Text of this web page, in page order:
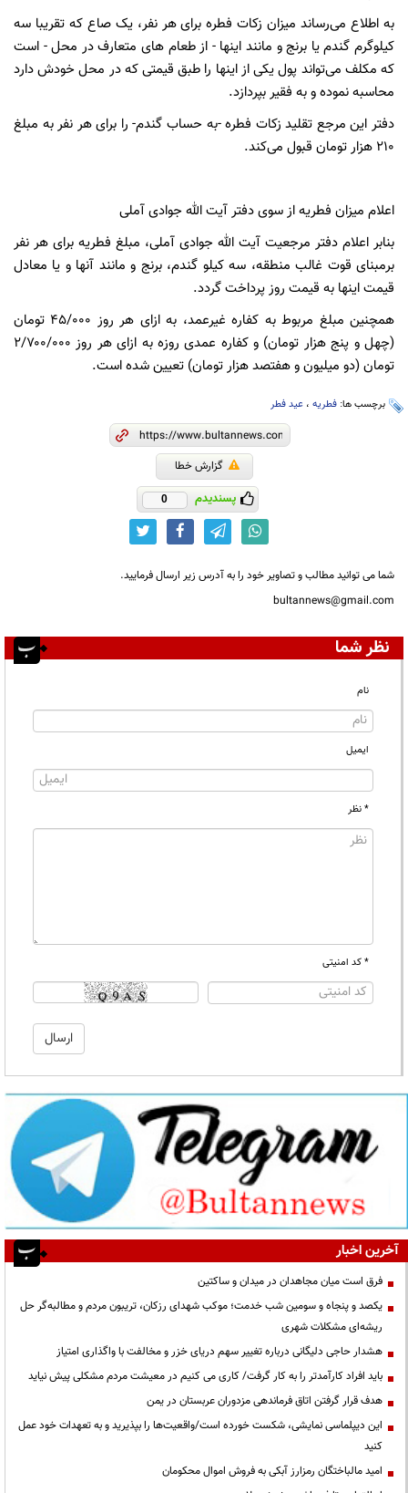
به اطلاع می‌رساند میزان زکات فطره برای هر نفر، یک صاع که تقریبا سه
کیلوگرم گندم یا برنج و مانند اینها - از طعام های متعارف در محل - است
که مکلف می‌تواند پول یکی از اینها را طبق قیمتی که در محل خودش دارد
محاسبه نموده و به فقیر بپردازد.
دفتر این مرجع تقلید زکات فطره -به حساب گندم- را برای هر نفر به مبلغ
۲۱۰ هزار تومان قبول می‌کند.
اعلام میزان فطریه از سوی دفتر آیت الله جوادی آملی
بنابر اعلام دفتر مرجعیت آیت الله جوادی آملی، مبلغ فطریه برای هر نفر
برمبنای قوت غالب منطقه، سه کیلو گندم، برنج و مانند آنها و یا معادل
قیمت اینها به قیمت روز پرداخت گردد.
همچنین مبلغ مربوط به کفاره غیرعمد، به ازای هر روز ۴۵/۰۰۰ تومان
(چهل و پنج هزار تومان) و کفاره عمدی روزه به ازای هر روز ۲/۷۰۰/۰۰۰
تومان (دو میلیون و هفتصد هزار تومان) تعیین شده است.
برچسب ها: فطریه ، عید فطر
گزارش خطا
پسندیدم 0
شما می توانید مطالب و تصاویر خود را به آدرس زیر ارسال فرمایید.
bultannews@gmail.com
نظر شما
نام
ایمیل
* نظر
* کد امنیتی
آخرین اخبار
فرق است میان مجاهدان در میدان و ساکتین
یکصد و پنجاه و سومین شب خدمت؛ موکب شهدای رزکان، تریبون مردم و مطالبه‌گر حل
ریشه‌ای مشکلات شهری
هشدار حاجی دلیگانی درباره تغییر سهم دریای خزر و مخالفت با واگذاری امتیاز
باید افراد کارآمدتر را به کار گرفت/ کاری می کنیم در معیشت مردم مشکلی پیش نیاید
هدف قرار گرفتن اتاق‌ فرماندهی مزدوران عربستان در یمن
این دیپلماسی نمایشی، شکست خورده است/واقعیت‌ها را بپذیرید و به تعهدات خود عمل
کنید
امید مالباختگان رمزارز آبکی به فروش اموال محکومان